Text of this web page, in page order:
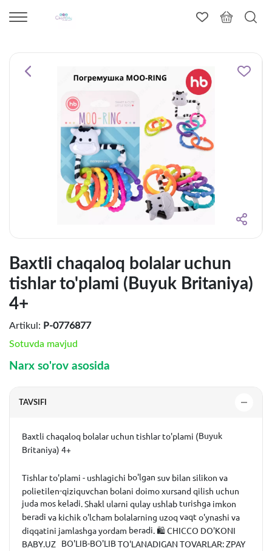
Baxtli chaqaloq bolalar uchun
tishlar to'plami (Buyuk Britaniya)
4+
Artikul: P-0776877
Sotuvda mavjud
Narx so'rov asosida
TAVSIFI
Baxtli chaqaloq bolalar uchun tishlar to'plami (Buyuk
Britaniya) 4+
Tishlar to'plami - ushlagichi bo'lgan suv bilan silikon va
polietilen-qiziquvchan bolani doimoxursandqilish uchun
juda mos keladi.Shakl ularni qulay ushlab turishga imkon
beradi va kichiko'lcham bolalarning uzoqvaqto'ynashi va
diqqatini jamlashgayordam beradi. 🛍CHICCO DO'KONI
BABY.UZ BO'LIB-BO'LIBTO'LANADIGAN TOVARLAR:ZPAY